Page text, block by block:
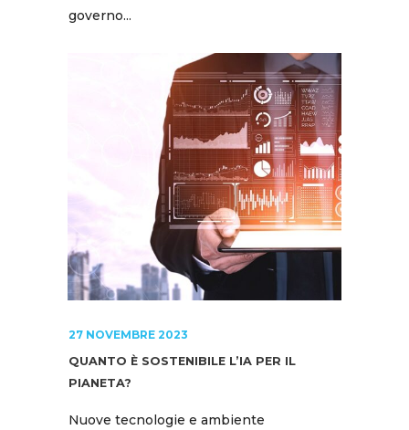
governo...
27 NOVEMBRE 2023
QUANTO È SOSTENIBILE L’IA PER IL
PIANETA?
Nuove tecnologie e ambiente